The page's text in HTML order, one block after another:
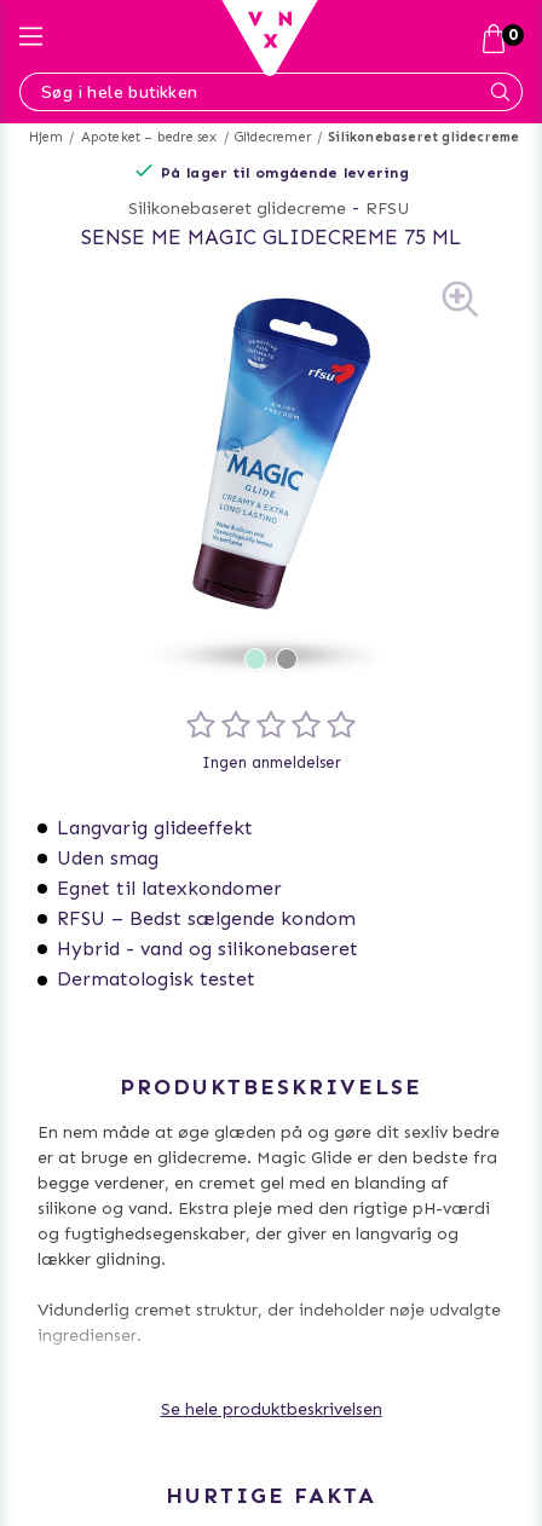
Hjem Apoteket – bedre sex Glidecremer Silikonebaseret glidecreme
På lager til omgående levering
Silikonebaseret glidecreme - RFSU
SENSE ME MAGIC GLIDECREME 75 ML
Langvarig glideeffekt
Uden smag
Egnet til latexkondomer
RFSU – Bedst sælgende kondom
Hybrid - vand og silikonebaseret
Dermatologisk testet
Ingen anmeldelser
PRODUKTBESKRIVELSE
En nem måde at øge glæden på og gøre dit sexliv bedre
er at bruge en glidecreme. Magic Glide er den bedste fra
begge verdener, en cremet gel med en blanding af
silikone og vand. Ekstra pleje med den rigtige pH-værdi
og fugtighedsegenskaber, der giver en langvarig og
lækker glidning.
Vidunderlig cremet struktur, der indeholder nøje udvalgte
ingredienser.
- Hormon- og parabenfri
- Farvet og let at vaske af
Se hele produktbeskrivelsen
HURTIGE FAKTA
0